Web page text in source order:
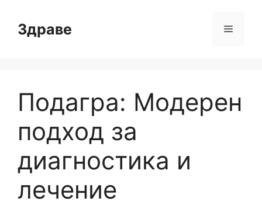
съдържанието
Здраве Меню
Подагра: Модерен
подход за
диагностика и
лечение